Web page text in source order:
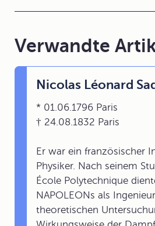
Verwandte
Nicolas Léonard
* 01.06.1796 Paris
† 24.08.1832 Paris
Er war ein französischer
Physiker. Nach seinem
École Polytechnique
NAPOLEONs als
theoretischen